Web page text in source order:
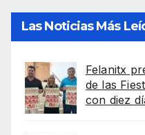
Las Noticias Más
Felanitx
de las
con diez